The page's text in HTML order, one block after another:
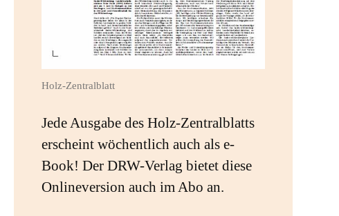
Holz-Zentralblatt
Jede Ausgabe des Holz-Zentralblatts
erscheint wöchentlich auch als e-
Book! Der DRW-Verlag bietet diese
Onlineversion auch im Abo an.